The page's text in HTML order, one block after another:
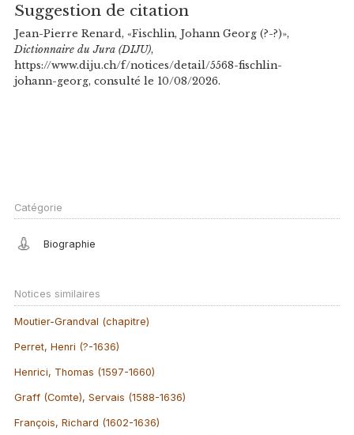
Suggestion de citation
Jean-Pierre Renard, «Fischlin, Johann Georg (?-?)»,
Dictionnaire du Jura (DIJU),
https://www.diju.ch/f/notices/detail/5568-fischlin-
johann-georg, consulté le 10/08/2026.
Catégorie
Biographie
Notices similaires
Moutier-Grandval (chapitre)
Perret, Henri (?-1636)
Henrici, Thomas (1597-1660)
Graff (Comte), Servais (1588-1636)
François, Richard (1602-1636)